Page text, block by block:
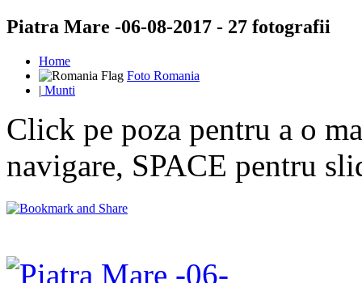
Piatra Mare -06-08-2017 - 27 fotografii
Home
Foto Romania
| Munti
Click pe poza pentru a o
navigare, SPACE pentru